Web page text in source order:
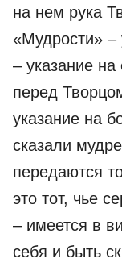
на нем рука
«Мудрости» –
– указание на
перед
указание на
сказали
передаются
это тот, чье
– имеется в
себя и быть